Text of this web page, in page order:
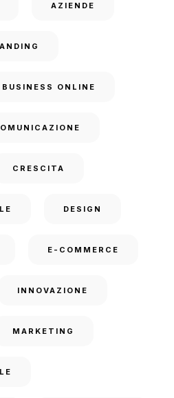
AZIENDE
BUSINESS ONLINE
CRESCITA
DESIGN
E-COMMERCE
INNOVAZIONE
MARKETING